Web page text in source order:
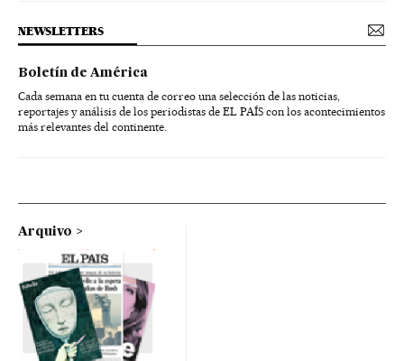
NEWSLETTERS
Boletín de América
Cada semana en tu cuenta de correo una selección de las noticias,
reportajes y análisis de los periodistas de EL PAÍS con los acontecimientos
más relevantes del continente.
Arquivo